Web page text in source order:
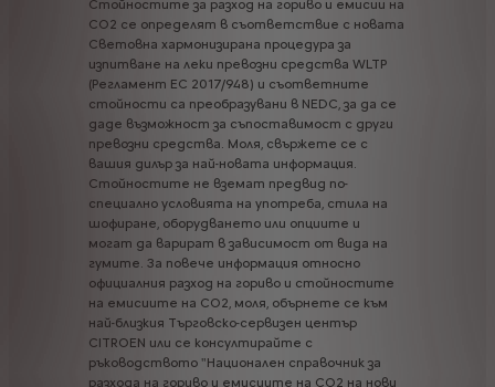
Стойностите за разход на гориво и емисии на
CO2 се определят в съответствие с новата
Световна хармонизирана процедура за
изпитване на леки превозни средства WLTP
(Регламент ЕС 2017/948) и съответните
стойности са преобразувани в NEDC, за да се
даде възможност за съпоставимост с други
превозни средства. Моля, свържете се с
вашия дилър за най-новата информация.
Стойностите не вземат предвид по-
специално условията на употреба, стила на
шофиране, оборудването или опциите и
могат да варират в зависимост от вида на
гумите. За повече информация относно
официалния разход на гориво и стойностите
на емисиите на CO2, моля, обърнете се към
най-близкия Търговско-сервизен център
CITROEN или се консултирайте с
ръководството "Национален справочник за
разхода на гориво и емисиите на CO2 на нови